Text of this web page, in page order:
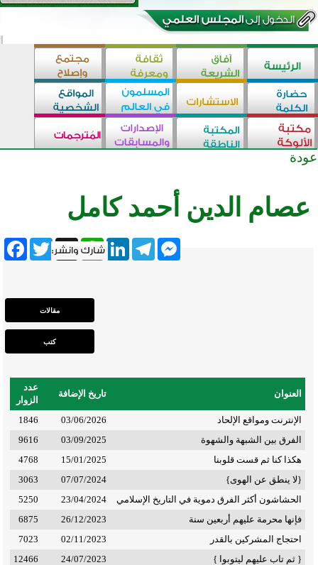
عودة
عصام الدين أحمد كامل
Twitter X
WhatsAppLinkedInTelegram
Messenger
العنوان تاريخ الإضافة
عدد
الزوار
الإنترنت ومواقع الإلحاد
03/06/2026
1846
الفرق بين الشبهة والشهوة
03/09/2025
9616
هكذا كنا ثم قست قلوبنا
15/01/2025
4768
{لا ينطق عن الهوى}
07/07/2024
3063
الحشاشون أكثر الفرق دموية في التاريخ الإسلامي
23/04/2024
5250
فإنها محرمة عليهم أربعين سنة
26/12/2023
6875
احتجاج المشركين بالقدر
02/11/2023
7023
{ ثم تاب عليهم ليتوبوا }
24/07/2023
12466